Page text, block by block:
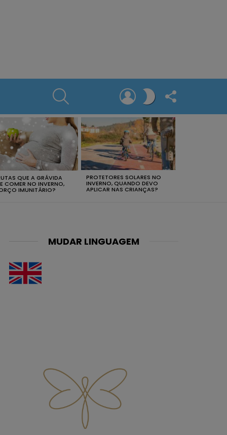
LOGIN
SWITCH
SKIN
QUE A GRÁVIDA
COMER NO INVERNO,
IMUNITÁRIO?
PROTETORES SOLARES NO
INVERNO, QUANDO DEVO
APLICAR NAS CRIANÇAS?
MUDAR LINGUAGEM